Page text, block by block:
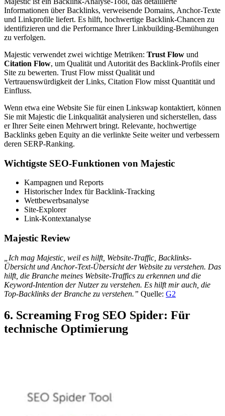
Informationen über Backlinks, verweisende Domains, Anchor-Texte
und Linkprofile liefert. Es hilft, hochwertige Backlink-Chancen zu
identifizieren und die Performance Ihrer Linkbuilding-Bemühungen
zu verfolgen.
Majestic verwendet zwei wichtige Metriken: Trust Flow und
Citation Flow, um Qualität und Autorität des Backlink-Profils einer
Site zu bewerten. Trust Flow misst Qualität und
Vertrauenswürdigkeit der Links, Citation Flow misst Quantität und
Einfluss.
Wenn etwa eine Website Sie für einen Linkswap kontaktiert, können
Sie mit Majestic die Linkqualität analysieren und sicherstellen, dass
er Ihrer Seite einen Mehrwert bringt. Relevante, hochwertige
Backlinks geben Equity an die verlinkte Seite weiter und verbessern
deren SERP-Ranking.
Wichtigste SEO-Funktionen von Majestic
Kampagnen und Reports
Historischer Index für Backlink-Tracking
Wettbewerbsanalyse
Site-Explorer
Link-Kontextanalyse
Majestic Review
„Ich mag Majestic, weil es hilft, Website-Traffic, Backlinks-
Übersicht und Anchor-Text-Übersicht der Website zu verstehen. Das
hilft, die Branche meines Website-Traffics zu erkennen und die
Keyword-Intention der Nutzer zu verstehen. Es hilft mir auch, die
Top-Backlinks der Branche zu verstehen.” Quelle: G2
6. Screaming Frog SEO Spider: Für
technische Optimierung